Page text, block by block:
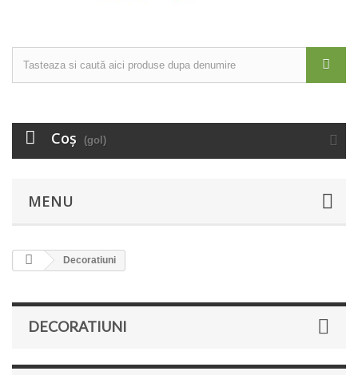
Coş (gol)
MENU
Decoratiuni
DECORATIUNI